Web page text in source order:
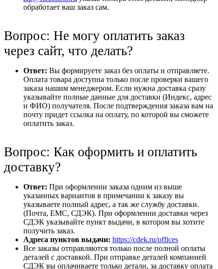
обработает ваш заказ сам.
Вопрос: Не могу оплатить заказ
через сайт, что делать?
Ответ: Вы формируете заказ без оплаты и отправляете.
Оплата товара доступна только после проверки вашего
заказа нашим менеджером. Если нужна доставка сразу
указывайте полные данные для доставки (Индекс, адрес
и ФИО) получателя. После подтверждения заказа вам на
почту придет ссылка на оплату, по которой вы сможете
оплатить заказ.
Вопрос: Как оформить и оплатить
доставку?
Ответ: При оформлении заказа одним из выше
указанных вариантов в примечании к заказу вы
указываете полный адрес, а так же службу доставки.
(Почта, ЕМС, СДЭК). При оформлении доставки через
СДЭК указывайте пункт выдачи, в котором вы хотите
получить заказ.
Адреса пунктов выдачи: https://cdek.ru/offices
Все заказы отправляются только после полной оплаты
деталей с доставкой. При отправке деталей компанией
СДЭК вы оплачиваете только детали, за доставку оплата